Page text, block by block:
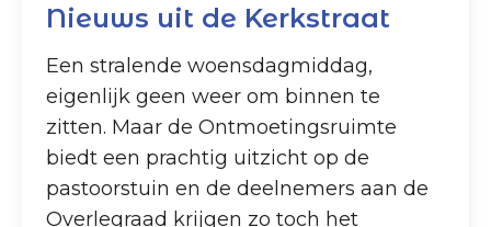
Nieuws uit de Kerkstraat
Een stralende woensdagmiddag,
eigenlijk geen weer om binnen te
zitten. Maar de Ontmoetingsruimte
biedt een prachtig uitzicht op de
pastoorstuin en de deelnemers aan de
Overlegraad krijgen zo toch het